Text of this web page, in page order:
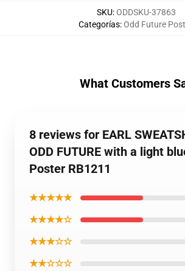
SKU:ODDSKU-37863
Categorías:Odd Future
What Customers
8 reviews for EARL
ODD FUTURE with a light
Poster RB1211
★★★★★
★★★★☆
★★★☆☆
★★☆☆☆